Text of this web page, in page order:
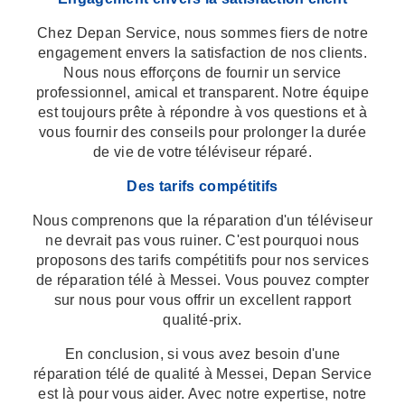
Chez Depan Service, nous sommes fiers de notre
engagement envers la satisfaction de nos clients.
Nous nous efforçons de fournir un service
professionnel, amical et transparent. Notre équipe
est toujours prête à répondre à vos questions et à
vous fournir des conseils pour prolonger la durée
de vie de votre téléviseur réparé.
Des tarifs compétitifs
Nous comprenons que la réparation d'un téléviseur
ne devrait pas vous ruiner. C'est pourquoi nous
proposons des tarifs compétitifs pour nos services
de réparation télé à Messei. Vous pouvez compter
sur nous pour vous offrir un excellent rapport
qualité-prix.
En conclusion, si vous avez besoin d'une
réparation télé de qualité à Messei, Depan Service
est là pour vous aider. Avec notre expertise, notre